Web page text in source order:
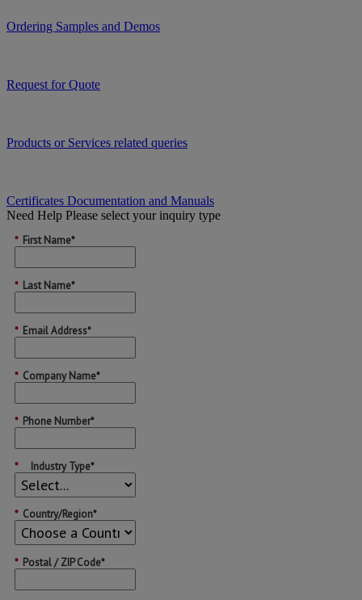
Ordering Samples and Demos
Request for Quote
Products or Services related queries
Certificates Documentation and Manuals
Need Help Please select your inquiry type
* First Name*
* Last Name*
* Email Address*
* Company Name*
* Phone Number*
* Industry Type*
* Country/Region*
* Postal / ZIP Code*